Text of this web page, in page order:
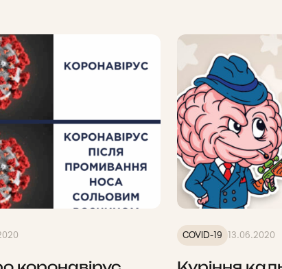
COVID-19 13.06.2020